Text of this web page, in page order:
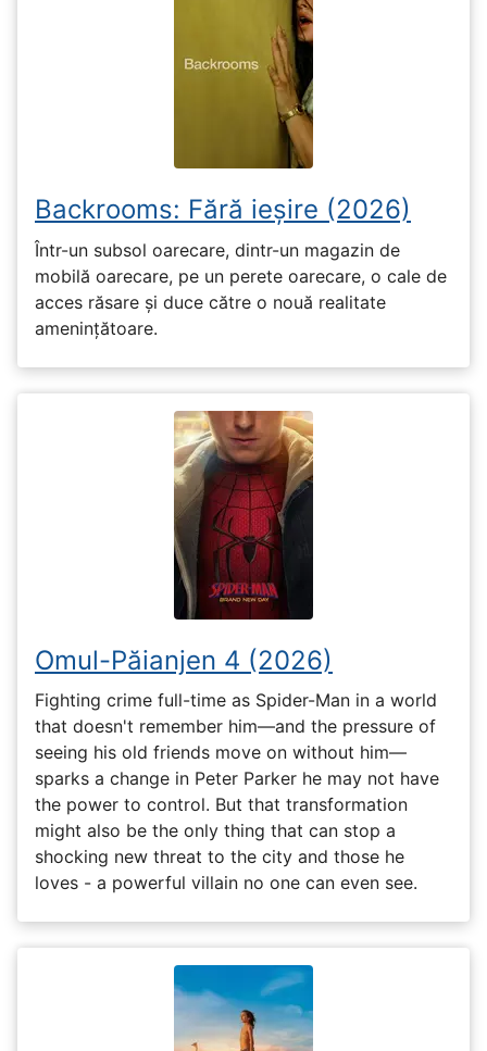
Backrooms: Fără ieșire (2026)
Într-un subsol oarecare, dintr-un magazin de
mobilă oarecare, pe un perete oarecare, o cale de
acces răsare și duce către o nouă realitate
amenințătoare.
Omul-Păianjen 4 (2026)
Fighting crime full-time as Spider-Man in a world
that doesn't remember him—and the pressure of
seeing his old friends move on without him—
sparks a change in Peter Parker he may not have
the power to control. But that transformation
might also be the only thing that can stop a
shocking new threat to the city and those he
loves - a powerful villain no one can even see.